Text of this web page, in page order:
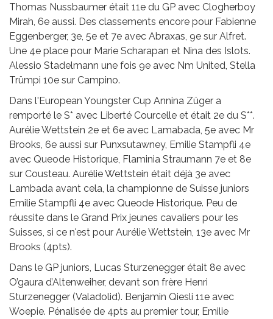
Thomas Nussbaumer était 11e du GP avec Clogherboy
Mirah, 6e aussi. Des classements encore pour Fabienne
Eggenberger, 3e, 5e et 7e avec Abraxas, 9e sur Alfret.
Une 4e place pour Marie Scharapan et Nina des Islots.
Alessio Stadelmann une fois 9e avec Nm United, Stella
Trümpi 10e sur Campino.
Dans l'European Youngster Cup Annina Züger a
remporté le S* avec Liberté Courcelle et était 2e du S**.
Aurélie Wettstein 2e et 6e avec Lamabada, 5e avec Mr
Brooks, 6e aussi sur Punxsutawney, Emilie Stampfli 4e
avec Queode Historique, Flaminia Straumann 7e et 8e
sur Cousteau. Aurélie Wettstein était déjà 3e avec
Lambada avant cela, la championne de Suisse juniors
Emilie Stampfli 4e avec Queode Historique. Peu de
réussite dans le Grand Prix jeunes cavaliers pour les
Suisses, si ce n'est pour Aurélie Wettstein, 13e avec Mr
Brooks (4pts).
Dans le GP juniors, Lucas Sturzenegger était 8e avec
O’gaura d’Altenweiher, devant son frère Henri
Sturzenegger (Valadolid). Benjamin Qiesli 11e avec
Woepie. Pénalisée de 4pts au premier tour, Emilie